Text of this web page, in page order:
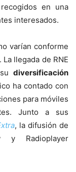
en una
interesados.
varían conforme
llegada de RNE
diversificación
ha contado con
para móviles
Junto a sus
, la difusión de
Radioplayer